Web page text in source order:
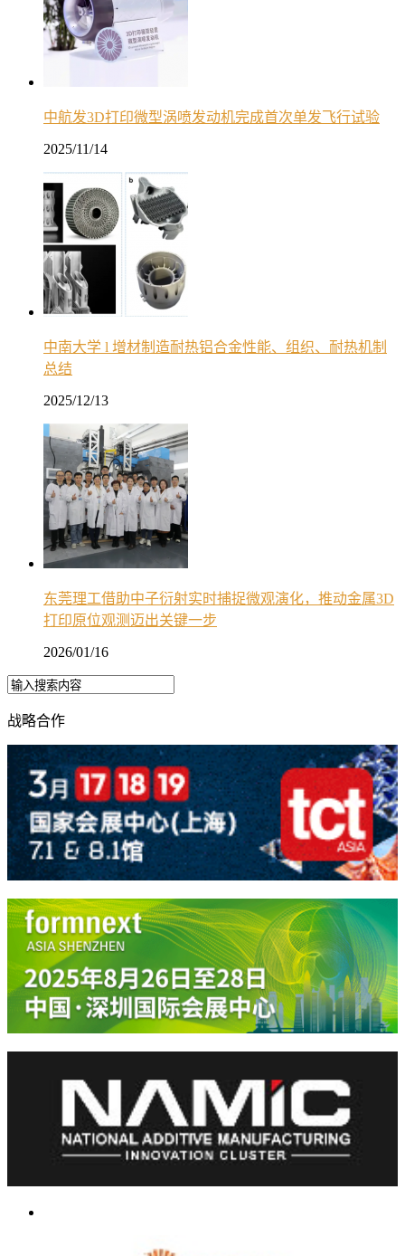
中航发3D打印微型涡喷发动机完成首次单发飞行试验
2025/11/14
中南大学 l 增材制造耐热铝合金性能、组织、耐热机制
总结
2025/12/13
东莞理工借助中子衍射实时捕捉微观演化，推动金属3D
打印原位观测迈出关键一步
2026/01/16
战略合作